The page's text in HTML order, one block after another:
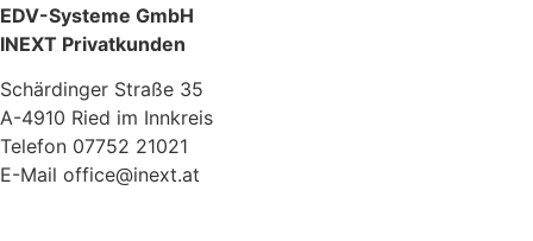
EDV-Systeme GmbH
INEXT Privatkunden
Schärdinger Straße 35
A-4910 Ried im Innkreis
Telefon 07752 21021
E-Mail office@inext.at